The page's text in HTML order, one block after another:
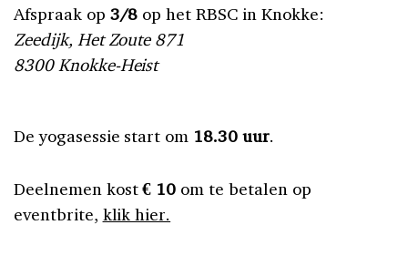
Afspraak op 3/8 op het RBSC in Knokke:
Zeedijk, Het Zoute 871
8300 Knokke-Heist
De yogasessie start om 18.30 uur.
Deelnemen kost€ 10 om te betalen op
eventbrite, klik hier.